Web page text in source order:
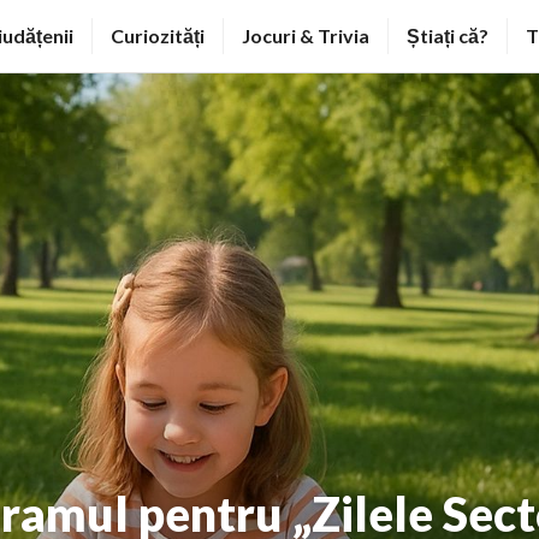
Curiozități Jocuri & Trivia Știați că?
pentru „Zilele